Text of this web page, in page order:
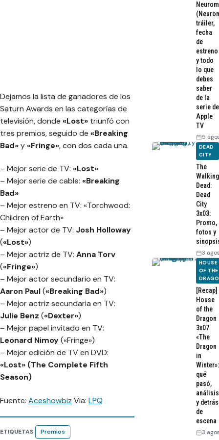
Dejamos la lista de ganadores de los
Saturn Awards en las categorías de
televisión, donde «Lost» triunfó con
tres premios, seguido de «Breaking
Bad»y«Fringe», con dos cada una.
– Mejor serie de TV: «Lost»
– Mejor serie de cable: «Breaking
Bad»
– Mejor estreno en TV: «Torchwood:
Children of Earth»
– Mejor actor de TV: Josh Holloway
(«Lost»)
– Mejor actriz de TV: Anna Torv
(«Fringe»)
– Mejor actor secundario en TV:
Aaron Paul(«Breaking Bad»)
– Mejor actriz secundaria en TV:
Julie Benz («Dexter»)
– Mejor papel invitado en TV:
Leonard Nimoy(«Fringe»)
– Mejor edición de TV en DVD:
«Lost» (The Complete Fifth
Season)
Fuente: Aceshowbiz Via: LPQ
ETIQUETAS Premios
tráiler,
fecha
de
estreno
y todo
lo que
debes
saber
de la
serie de
Apple
TV
5
DEAD
CITY
The
Walking
Dead:
Dead
City
3x03:
Promo,
fotos y
3
HOUSE
OF THE
[Recap]
House
of the
Dragon
3x07
«The
Dragon
in
Winter»:
qué
pasó,
análisis
y detrás
de
escena
3